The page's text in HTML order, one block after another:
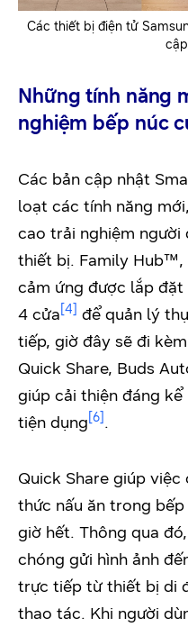
Các thiết bị điện tử
Những tính năng
nghiệm bếp núc
Các bản cập nhật
loạt các tính năng
cao trải nghiệm người
thiết bị. Family Hub™,
cảm ứng được lắp
4 cửa [4] để quản lý
tiếp, giờ đây sẽ đi
Quick Share, Buds
giúp cải thiện đáng
tiện dụng [6] .
Quick Share giúp
thức nấu ăn trong
giờ hết. Thông qua
chóng gửi hình ảnh
trực tiếp từ thiết bị di
thao tác. Khi người